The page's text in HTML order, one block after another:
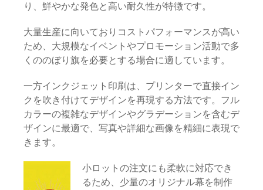
り、鮮やかな発色と高い耐久性が特徴です。
大量生産に向いておりコストパフォーマンスが高い
ため、大規模なイベントやプロモーション活動で多
くののぼり旗を必要とする場合に適しています。
一方インクジェット印刷は、プリンターで直接イン
クを吹き付けてデザインを再現する方法です。フル
カラーの複雑なデザインやグラデーションを含むデ
ザインに最適で、写真や詳細な画像を精細に表現で
きます。
小ロットの注文にも柔軟に対応でき
るため、少量のオリジナル幕を制作